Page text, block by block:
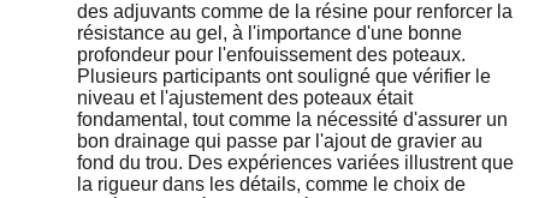
des adjuvants comme de la résine pour renforcer la
résistance au gel, à l'importance d'une bonne
profondeur pour l'enfouissement des poteaux.
Plusieurs participants ont souligné que vérifier le
niveau et l'ajustement des poteaux était
fondamental, tout comme la nécessité d'assurer un
bon drainage qui passe par l'ajout de gravier au
fond du trou. Des expériences variées illustrent que
la rigueur dans les détails, comme le choix de